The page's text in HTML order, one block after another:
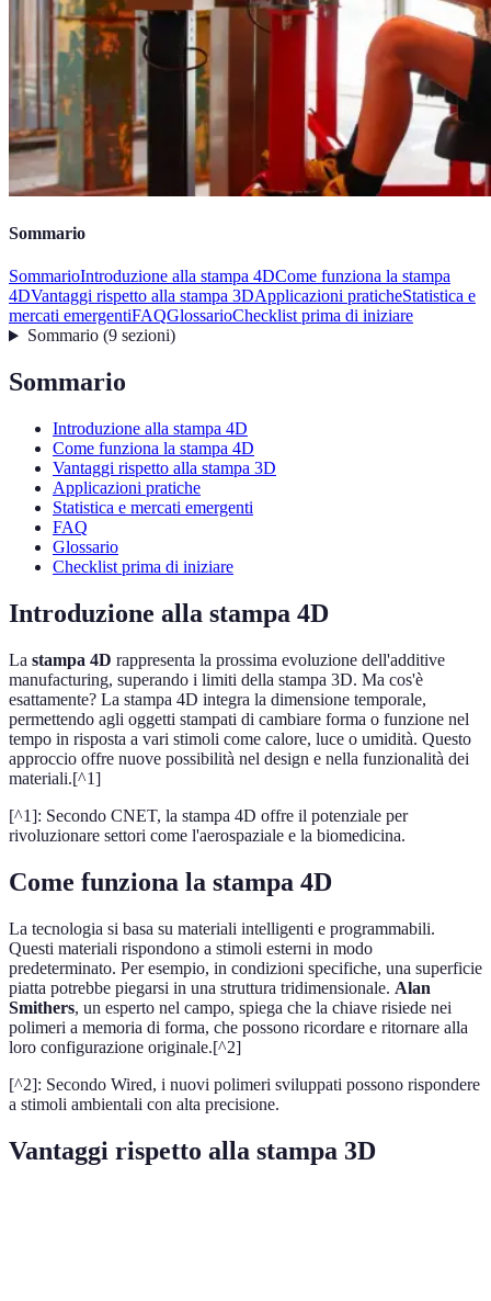
Sommario
SommarioIntroduzione alla stampa 4DCome funziona la stampa
4DVantaggi rispetto alla stampa 3DApplicazioni praticheStatistica e
mercati emergentiFAQGlossarioChecklist prima di iniziare
Sommario(9 sezioni)
Sommario
Introduzione alla stampa 4D
Come funziona la stampa 4D
Vantaggi rispetto alla stampa 3D
Applicazioni pratiche
Statistica e mercati emergenti
FAQ
Glossario
Checklist prima di iniziare
Introduzione alla stampa 4D
La stampa 4D rappresenta la prossima evoluzione dell'additive
manufacturing, superando i limiti della stampa 3D. Ma cos'è
esattamente? La stampa 4D integra la dimensione temporale,
permettendo agli oggetti stampati di cambiare forma o funzione nel
tempo in risposta a vari stimoli come calore, luce o umidità. Questo
approccio offre nuove possibilità nel design e nella funzionalità dei
materiali.[^1]
[^1]: Secondo CNET, la stampa 4D offre il potenziale per
rivoluzionare settori come l'aerospaziale e la biomedicina.
Come funziona la stampa 4D
La tecnologia si basa su materiali intelligenti e programmabili.
Questi materiali rispondono a stimoli esterni in modo
predeterminato. Per esempio, in condizioni specifiche, una superficie
piatta potrebbe piegarsi in una struttura tridimensionale. Alan
Smithers, un esperto nel campo, spiega che la chiave risiede nei
polimeri a memoria di forma, che possono ricordare e ritornare alla
loro configurazione originale.[^2]
[^2]: Secondo Wired, i nuovi polimeri sviluppati possono rispondere
a stimoli ambientali con alta precisione.
Vantaggi rispetto alla stampa 3D